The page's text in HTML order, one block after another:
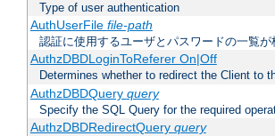
Type of user authentication
AuthUserFile file-path
認証に使用するユーザとパスワードの一覧
AuthzDBDLoginToReferer On|Off
Determines whether to redirect the Client to
AuthzDBDQuery query
Specify the SQL Query for the required
AuthzDBDRedirectQuery query